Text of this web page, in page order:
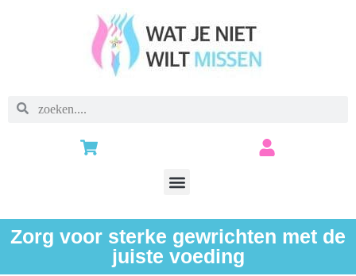
Zorg voor sterke gewrichten met de
juiste voeding